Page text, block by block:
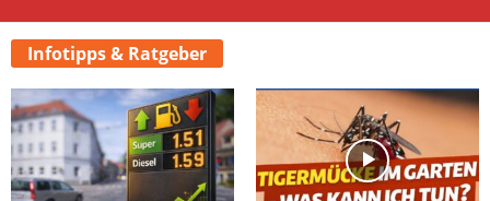
Infotipps & Ratgeber